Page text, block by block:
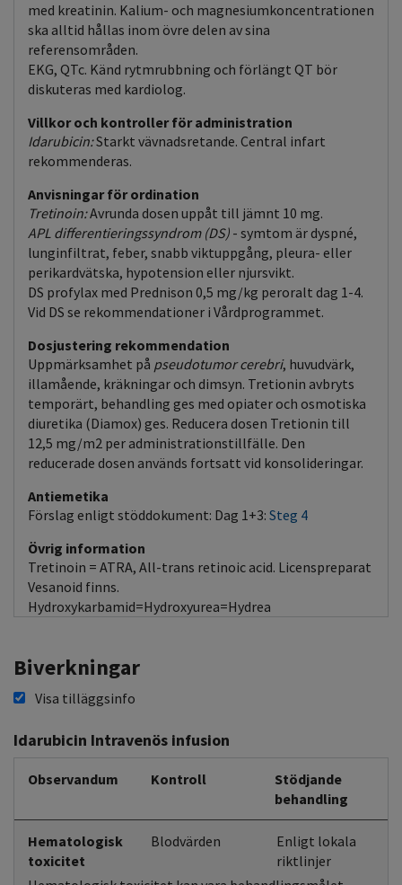
med kreatinin. Kalium- och magnesiumkoncentrationen
ska alltid hållas inom övre delen av sina
referensområden.
EKG, QTc. Känd rytmrubbning och förlängt QT bör
diskuteras med kardiolog.
Villkor och kontroller för administration
Idarubicin:Starkt vävnadsretande. Central infart
rekommenderas.
Anvisningar för ordination
Tretinoin:Avrunda dosen uppåt till jämnt 10 mg.
APL differentieringssyndrom (DS) - symtom är dyspné,
lunginfiltrat, feber, snabb viktuppgång, pleura- eller
perikardvätska, hypotension eller njursvikt.
DS profylax med Prednison 0,5 mg/kg peroralt dag 1-4.
Vid DS se rekommendationer i Vårdprogrammet.
Dosjustering rekommendation
Uppmärksamhet på pseudotumor cerebri, huvudvärk,
illamående, kräkningar och dimsyn. Tretionin avbryts
temporärt, behandling ges med opiater och osmotiska
diuretika (Diamox) ges. Reducera dosen Tretionin till
12,5 mg/m2 per administrationstillfälle. Den
reducerade dosen används fortsatt vid konsolideringar.
Antiemetika
Förslag enligt stöddokument: Dag 1+3: Steg 4
Övrig information
Tretinoin = ATRA, All-trans retinoic acid. Licenspreparat
Vesanoid finns.
Hydroxykarbamid=Hydroxyurea=Hydrea
Biverkningar
Visa tilläggsinfo
Idarubicin Intravenös infusion
Observandum Kontroll
Stödjande
behandling
Hematologisk
toxicitet
Blodvärden
Enligt lokala
riktlinjer